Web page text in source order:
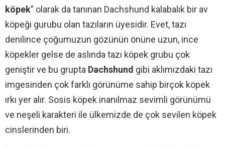
köpek” olarak da tanınan Dachshund kalabalık bir av
köpeği gurubu olan tazıların üyesidir. Evet, tazı
denilince çoğumuzun gözünün önüne uzun, ince
köpekler gelse de aslında tazı köpek grubu çok
geniştir ve bu grupta Dachshund gibi aklımızdaki tazı
imgesinden çok farklı görünüme sahip birçok köpek
ırkı yer alır. Sosis köpek inanılmaz sevimli görünümü
ve neşeli karakteri ile ülkemizde de çok sevilen köpek
cinslerinden biri.